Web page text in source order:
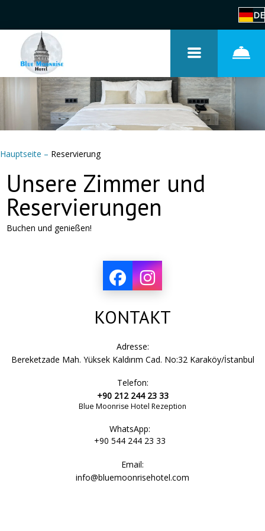
DE
Hauptseite – Reservierung
Unsere Zimmer und
Reservierungen
Buchen und genießen!
KONTAKT
Adresse:
Bereketzade Mah. Yüksek Kaldırım Cad. No:32 Karaköy/İstanbul
Telefon:
+90 212 244 23 33
Blue Moonrise Hotel Rezeption
WhatsApp:
+90 544 244 23 33
Email:
info@bluemoonrisehotel.com